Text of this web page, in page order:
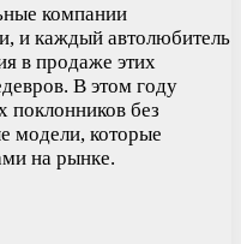
компании
и каждый автолюбитель
в продаже этих
В этом году
поклонников без
модели, которые
на рынке.